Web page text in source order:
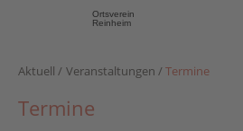
Ortsverein
Reinheim
Aktuell Veranstaltungen Termine
Termine